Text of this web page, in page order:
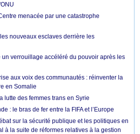
menacée par une catastrophe
nouveaux esclaves derrière les
un verrouillage accéléré du pouvoir après les
aux voix des communautés : réinventer la
en Somalie
lutte des femmes trans en Syrie
: le bras de fer entre la FIFA et l’Europe
sur la sécurité publique et les politiques en
à la suite de réformes relatives à la gestion